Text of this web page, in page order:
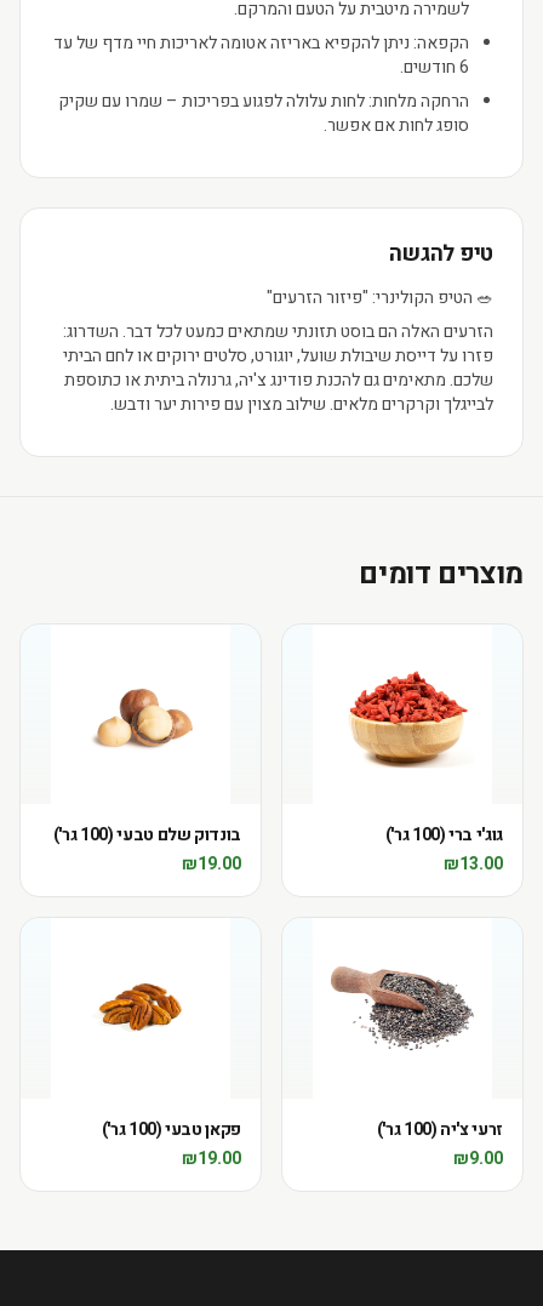
לשמירה מיטבית על הטעם והמרקם.
הקפאה: ניתן להקפיא באריזה אטומה לאריכות חיי מדף של עד
6 חודשים.
הרחקה מלחות: לחות עלולה לפגוע בפריכות – שמרו עם שקיק
סופג לחות אם אפשר.
טיפ להגשה
🥗 הטיפ הקולינרי: "פיזור הזרעים"
הזרעים האלה הם בוסט תזונתי שמתאים כמעט לכל דבר. השדרוג:
פזרו על דייסת שיבולת שועל, יוגורט, סלטים ירוקים או לחם הביתי
שלכם. מתאימים גם להכנת פודינג צ'יה, גרנולה ביתית או כתוספת
לבייגלך וקרקרים מלאים. שילוב מצוין עם פירות יער ודבש.
מוצרים דומים
גוג'י ברי (100 גר')
₪13.00
בונדוק שלם טבעי (100 גר')
₪19.00
זרעי צ'יה (100 גר')
₪9.00
פקאן טבעי (100 גר')
₪19.00